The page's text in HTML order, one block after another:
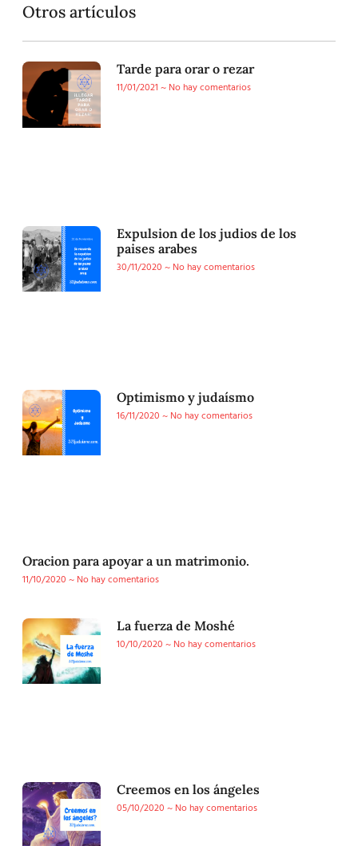
Otros artículos
Tarde para orar o rezar
11/01/2021
No hay comentarios
Expulsion de los judios de los
paises arabes
30/11/2020
No hay comentarios
Optimismo y judaísmo
16/11/2020
No hay comentarios
Oracion para apoyar a un matrimonio.
11/10/2020
No hay comentarios
La fuerza de Moshé
10/10/2020
No hay comentarios
Creemos en los ángeles
05/10/2020
No hay comentarios